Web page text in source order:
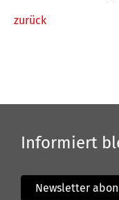
zurück
Informiert
Newsletter